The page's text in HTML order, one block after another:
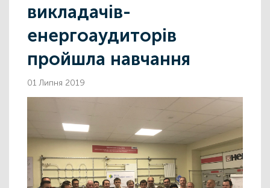
викладачів-
енергоаудиторів
пройшла навчання
01 Липня 2019